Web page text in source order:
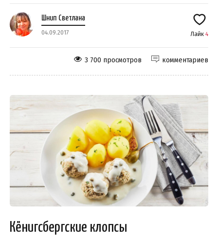
Шнип Светлана
04.09.2017 Лайк 4
комментариев
3 700 просмотров
Кёнигсбергские клопсы